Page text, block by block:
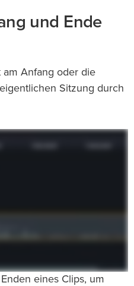
und Ende
am Anfang oder die
Sitzung durch
eines Clips, um